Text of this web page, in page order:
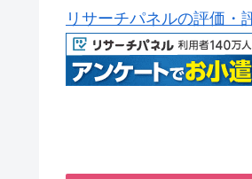
リサーチパネルの評価・